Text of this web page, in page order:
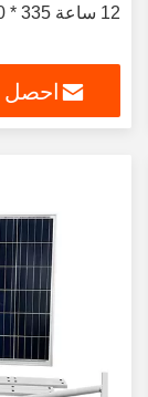
12 ساعة 335 * 250 * 60 مم